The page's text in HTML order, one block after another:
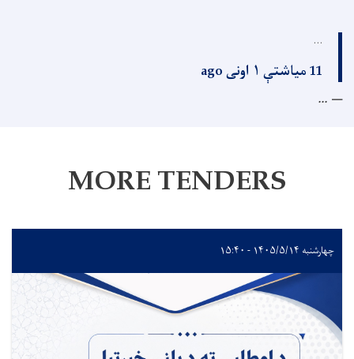
...
11 میاشتې ۱ اونی ago
...
MORE TENDERS
چهارشنبه ۱۴۰۵/۵/۱۴ - ۱۵:۴۰